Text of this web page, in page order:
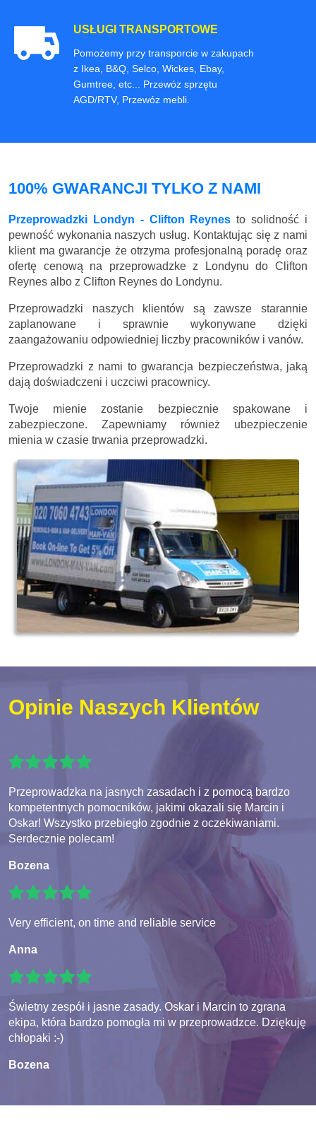
USŁUGI TRANSPORTOWE
Pomożemy przy transporcie w zakupach
z Ikea, B&Q, Selco, Wickes, Ebay,
Gumtree, etc... Przewóz sprzętu
AGD/RTV, Przewóz mebli.
100% GWARANCJI TYLKO Z NAMI
Przeprowadzki Londyn - Clifton Reynes to solidność i
pewność wykonania naszych usług. Kontaktując się z nami
klient ma gwarancje że otrzyma profesjonalną poradę oraz
ofertę cenową na przeprowadzke z Londynu do Clifton
Reynes albo z Clifton Reynes do Londynu.
Przeprowadzki naszych klientów są zawsze starannie
zaplanowane i sprawnie wykonywane dzięki
zaangażowaniu odpowiedniej liczby pracowników i vanów.
Przeprowadzki z nami to gwarancja bezpieczeństwa, jaką
dają doświadczeni i uczciwi pracownicy.
Twoje mienie zostanie bezpiecznie spakowane i
zabezpieczone. Zapewniamy również ubezpieczenie
mienia w czasie trwania przeprowadzki.
Opinie Naszych Klientów
Przeprowadzka na jasnych zasadach i z pomocą bardzo
kompetentnych pomocników, jakimi okazali się Marcin i
Oskar! Wszystko przebiegło zgodnie z oczekiwaniami.
Serdecznie polecam!
Bozena
Very efficient, on time and reliable service
Anna
Świetny zespół i jasne zasady. Oskar i Marcin to zgrana
ekipa, która bardzo pomogła mi w przeprowadzce. Dziękuję
chłopaki :-)
Bozena